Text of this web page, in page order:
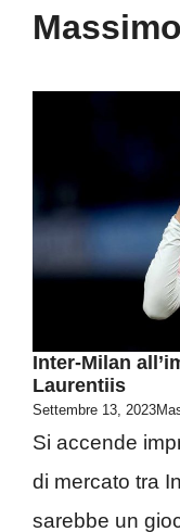
Inter-Milan
Laurentiis
Settembre 13, 2023
Si accende
di mercato tra
sarebbe un